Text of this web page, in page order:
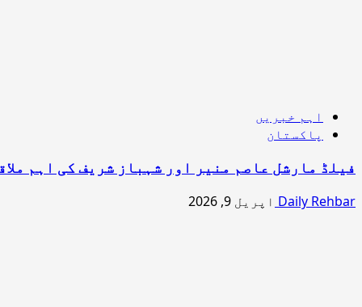
اہم خبریں
پاکستان
فیلڈ مارشل عاصم منیر اور شہباز شریف کی اہم
Daily Rehbar اپریل 9, 2026